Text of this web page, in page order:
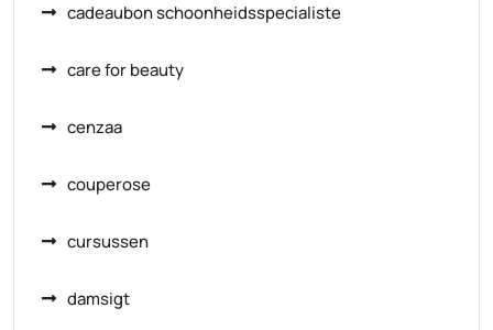
cadeaubon schoonheidsspecialiste
care for beauty
cenzaa
couperose
cursussen
damsigt